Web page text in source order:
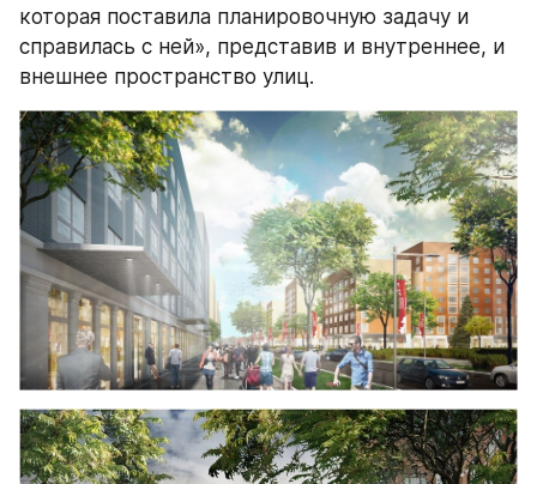
которая поставила планировочную задачу и
справилась с ней», представив и внутреннее, и
внешнее пространство улиц.